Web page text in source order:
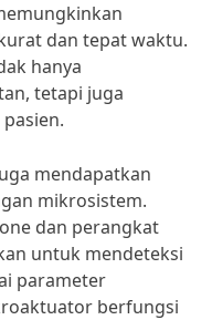
dan tepat waktu.
hanya
tetapi juga
mendapatkan
mikrosistem.
dan perangkat
untuk mendeteksi
parameter
berfungsi